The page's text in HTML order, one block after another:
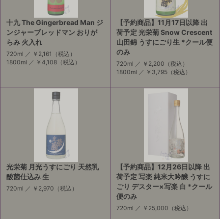
十九 The Gingerbread Man ジ
ンジャーブレッドマン おりが
らみ 火入れ
720ml ／ ￥2,161
（税込）
1800ml ／ ￥4,108 （税込）
【予約商品】11月17日以降 出
荷予定 光栄菊 Snow Crescent
山田錦 うすにごり生 *クール便
のみ
720ml ／ ￥2,200 （税込）
1800ml ／ ￥3,795（税込）
光栄菊 月光うすにごり 天然乳
酸菌仕込み 生
720ml ／ ￥2,970 （税込）
【予約商品】12月26日以降 出
荷予定 写楽 純米大吟醸 うすに
ごり デスター×写楽 白 *クール
便のみ
720ml ／ ￥25,000 （税込）